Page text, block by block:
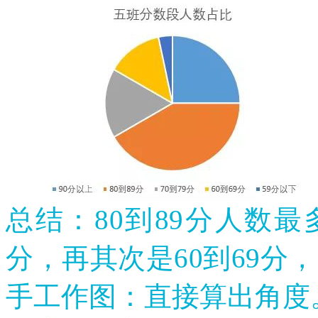
总结： 80到89分人数最
分，再其次是60到69分
手工作图：直接算出角度